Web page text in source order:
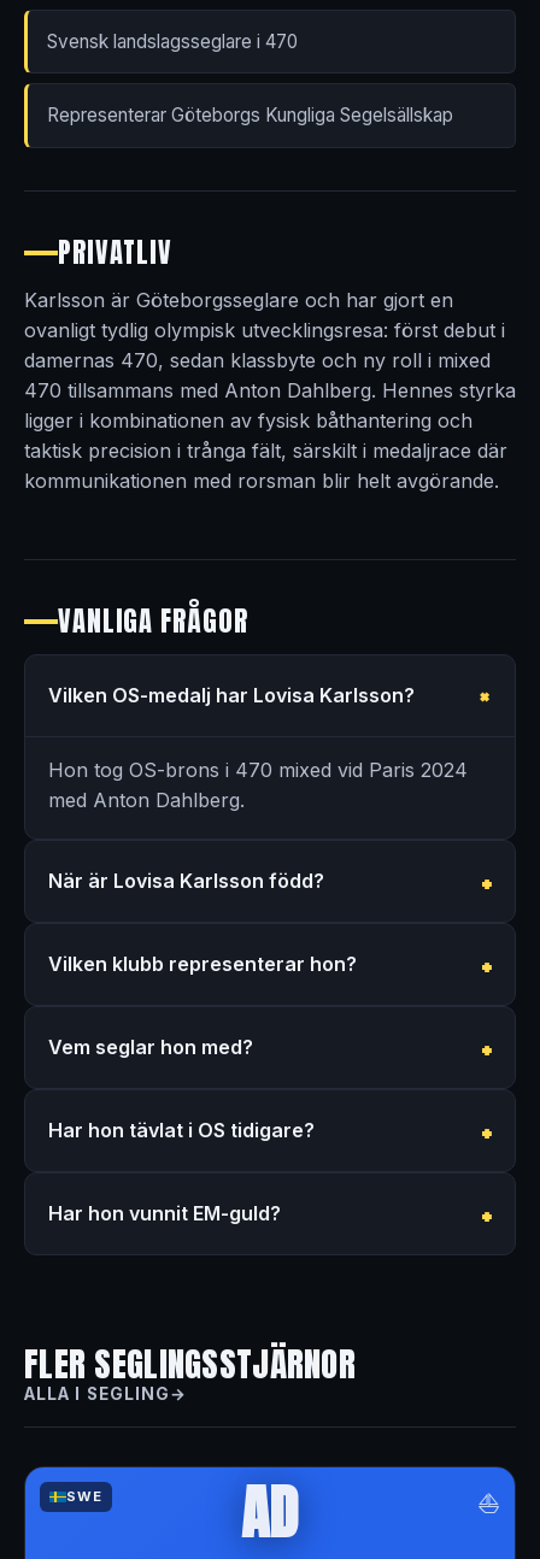
Svensk landslagsseglare i 470
Representerar Göteborgs Kungliga Segelsällskap
PRIVATLIV
Karlsson är Göteborgsseglare och har gjort en
ovanligt tydlig olympisk utvecklingsresa: först debut i
damernas 470, sedan klassbyte och ny roll i mixed
470 tillsammans med Anton Dahlberg. Hennes styrka
ligger i kombinationen av fysisk båthantering och
taktisk precision i trånga fält, särskilt i medaljrace där
kommunikationen med rorsman blir helt avgörande.
VANLIGA FRÅGOR
Vilken OS-medalj har Lovisa Karlsson?
Hon tog OS-brons i 470 mixed vid Paris 2024
med Anton Dahlberg.
När är Lovisa Karlsson född?
Vilken klubb representerar hon?
Vem seglar hon med?
Har hon tävlat i OS tidigare?
Har hon vunnit EM-guld?
FLER SEGLINGSSTJÄRNOR
ALLA I SEGLING
SWE ⛵
AD